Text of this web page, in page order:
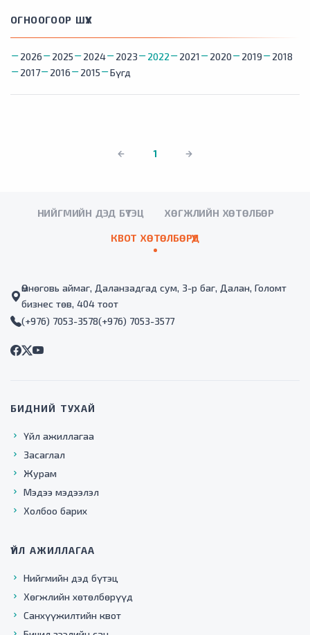
ОГНООГООР ШҮҮХ
2026 2025 2024 2023 2022 2021 2020 2019
2018
2017
2016 2015 Бүгд
1
НИЙГМИЙН ДЭД БҮТЭЦ ХӨГЖЛИЙН ХӨТӨЛБӨР
КВОТ ХӨТӨЛБӨРҮҮД
Өмнөговь аймаг, Даланзадгад сум, 3-р баг, Далан, Голомт
бизнес төв, 404 тоот
(+976) 7053-3578(+976) 7053-3577
БИДНИЙ ТУХАЙ
Үйл ажиллагаа
Засаглал
Журам
Мэдээ мэдээлэл
Холбоо барих
ҮЙЛ АЖИЛЛАГАА
Нийгмийн дэд бүтэц
Хөгжлийн хөтөлбөрүүд
Санхүүжилтийн квот